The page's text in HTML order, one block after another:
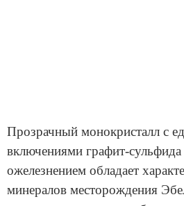
Прозрачный монокристалл с
включениями графит-
ожелезнением обладает
минералов месторождения